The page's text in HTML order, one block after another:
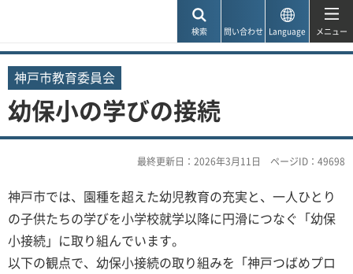
検索 問い合わせ Language メニュー
神戸市教育委員会
幼保小の学びの接続
最終更新日：2026年3月11日 ページID：49698
神戸市では、園種を超えた幼児教育の充実と、一人ひとり
の子供たちの学びを小学校就学以降に円滑につなぐ「幼保
小接続」に取り組んでいます。
以下の観点で、幼保小接続の取り組みを「神戸つばめプロ